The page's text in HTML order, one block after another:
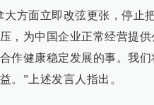
大方面立即改弦更张，停止
，为中国企业正常经营提
作健康稳定发展的事。我
。”上述发言人指出。